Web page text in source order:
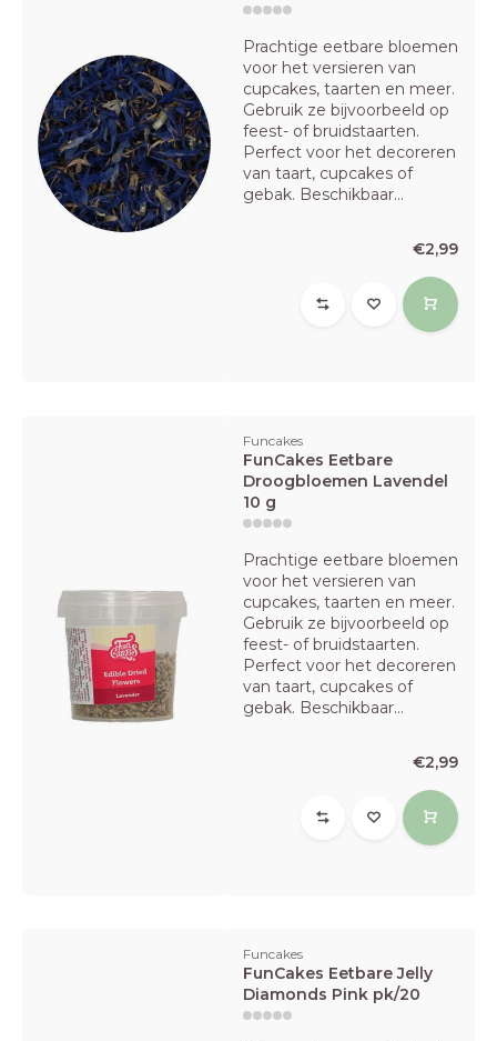
Prachtige eetbare bloemen
voor het versieren van
cupcakes, taarten en meer.
Gebruik ze bijvoorbeeld op
feest- of bruidstaarten.
Perfect voor het decoreren
van taart, cupcakes of
gebak. Beschikbaar...
€2,99
Funcakes
FunCakes Eetbare
Droogbloemen Lavendel
10 g
Prachtige eetbare bloemen
voor het versieren van
cupcakes, taarten en meer.
Gebruik ze bijvoorbeeld op
feest- of bruidstaarten.
Perfect voor het decoreren
van taart, cupcakes of
gebak. Beschikbaar...
€2,99
Funcakes
FunCakes Eetbare Jelly
Diamonds Pink pk/20